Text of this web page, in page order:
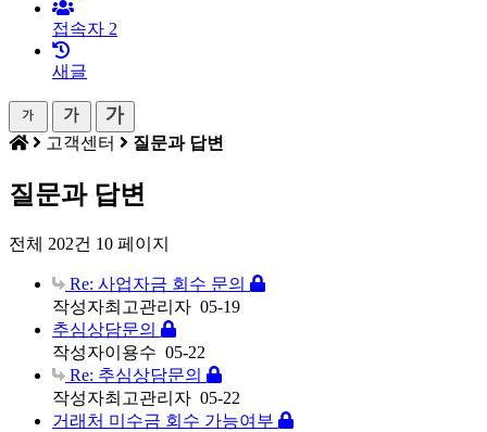
접속자 2
새글
고객센터 질문과 답변
질문과 답변
전체 202건 10 페이지
Re: 사업자금 회수 문의
작성자최고관리자 05-19
추심상담문의
작성자이용수 05-22
Re: 추심상담문의
작성자최고관리자 05-22
거래처 미수금 회수 가능여부